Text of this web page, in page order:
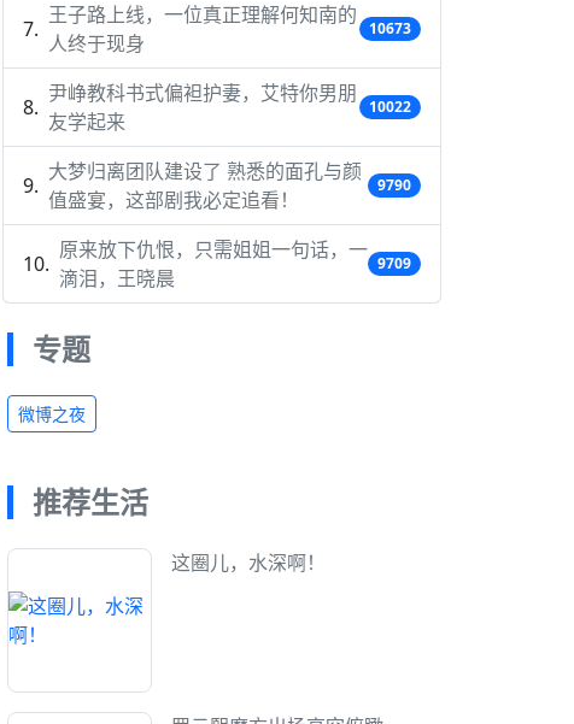
王子路上线，一位真正理解何知南的
人终于现身
10673
尹峥教科书式偏袒护妻，艾特你男朋
友学起来
10022
大梦归离团队建设了 熟悉的面孔与颜
值盛宴，这部剧我必定追看！
9790
原来放下仇恨，只需姐姐一句话，一
滴泪，王晓晨
9709
专题
微博之夜
推荐生活
这圈儿，水深啊！